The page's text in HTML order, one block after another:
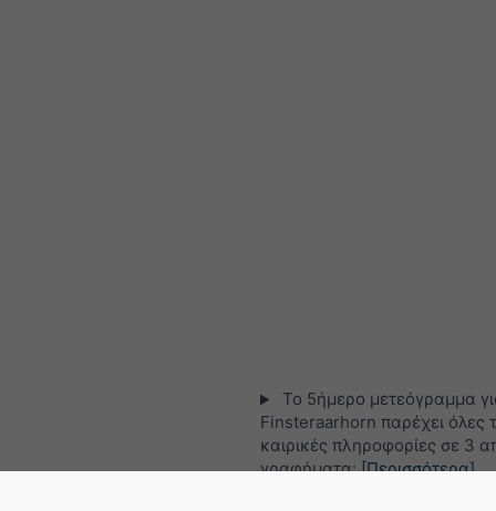
Το 5ήμερο μετεόγραμμα
Finsteraarhorn παρέχει όλες
καιρικές πληροφορίες σε 3
γραφήματα:[Περισσότερα]